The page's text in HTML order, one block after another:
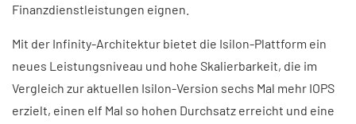
Finanzdienstleistungen eignen.
Mit der Infinity-Architektur bietet die Isilon-Plattform ein
neues Leistungsniveau und hohe Skalierbarkeit, die im
Vergleich zur aktuellen Isilon-Version sechs Mal mehr IOPS
erzielt, einen elf Mal so hohen Durchsatz erreicht und eine